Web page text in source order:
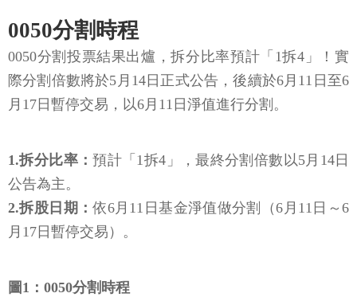
0050分割時程
0050分割投票結果出爐，拆分比率預計「1拆4」！實
際分割倍數將於5月14日正式公告，後續於6月11日至6
月17日暫停交易，以6月11日淨值進行分割。
1.拆分比率：預計「1拆4」，最終分割倍數以5月14日
公告為主。
2.拆股日期：依6月11日基金淨值做分割（6月11日～6
月17日暫停交易）。
圖1：0050分割時程